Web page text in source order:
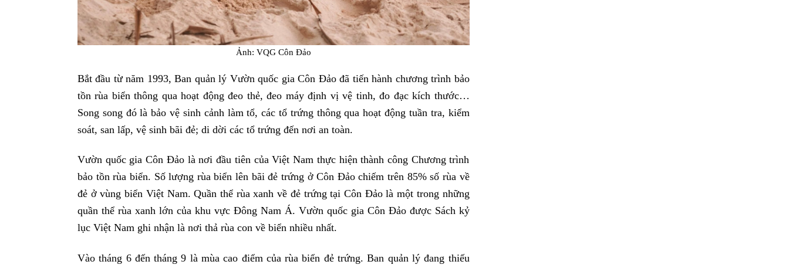
Ảnh: VQG Côn Đảo
Bắt đầu từ năm 1993, Ban quản lý Vườn quốc gia Côn Đảo đã tiến hành chương trình bảo
tồn rùa biển thông qua hoạt động đeo thẻ, đeo máy định vị vệ tinh, đo đạc kích thước…
Song song đó là bảo vệ sinh cảnh làm tổ, các tổ trứng thông qua hoạt động tuần tra, kiểm
soát, san lấp, vệ sinh bãi đẻ; di dời các tổ trứng đến nơi an toàn.
Vườn quốc gia Côn Đảo là nơi đầu tiên của Việt Nam thực hiện thành công Chương trình
bảo tồn rùa biển. Số lượng rùa biển lên bãi đẻ trứng ở Côn Đảo chiếm trên 85% số rùa về
đẻ ở vùng biển Việt Nam. Quần thể rùa xanh về đẻ trứng tại Côn Đảo là một trong những
quần thể rùa xanh lớn của khu vực Đông Nam Á. Vườn quốc gia Côn Đảo được Sách kỷ
lục Việt Nam ghi nhận là nơi thả rùa con về biển nhiều nhất.
Vào tháng 6 đến tháng 9 là mùa cao điểm của rùa biển đẻ trứng. Ban quản lý đang thiếu